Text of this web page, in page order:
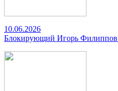
10.06.2026
Блокирующий Игорь Филиппов